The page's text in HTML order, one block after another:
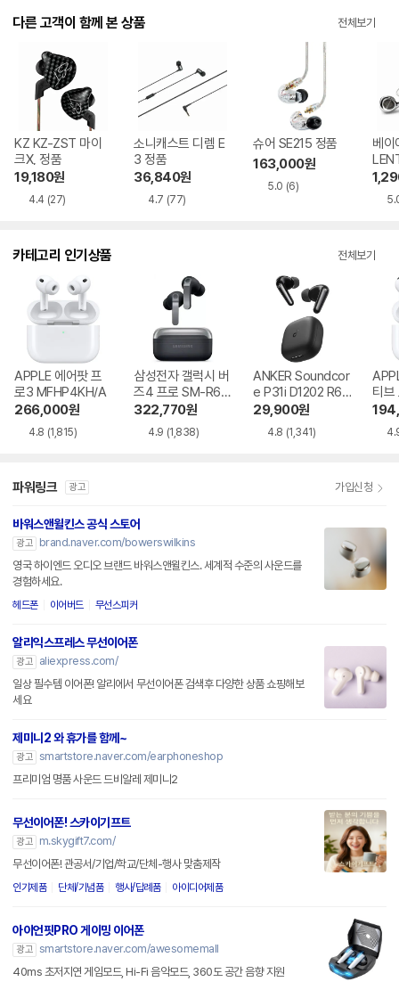
다른 고객이 함께 본 상품 전체보기
KZ KZ-ZST 마이
크X, 정품
19,180원
4.4 (27)
소니캐스트 디렘 E
3 정품
36,840원
4.7 (77)
슈어 SE215 정품
163,000원
5.0 (6)
베이
정품
카테고리 인기상품 전체보기
APPLE 에어팟 프
로3 MFHP4KH/A
266,000원
4.8 (1,815)
삼성전자 갤럭시 버
즈4 프로 SM-R64
0
322,770원
4.9 (1,838)
ANKER Soundcor
e P31i D1202 R60
i NC
29,900원
4.8 (1,341)
티브
파워링크 광고 가입신청
바워스앤윌킨스 공식 스토어
광고
brand.naver.com/bowerswilkins
영국 하이엔드 오디오 브랜드 바워스앤윌킨스. 세계적 수준의 사운드를
경험하세요.
헤드폰 이어버드 무선스피커
알리익스프레스 무선이어폰
광고
aliexpress.com/
일상 필수템 이어폰! 알리에서 무선이어폰 검색후 다양한 상품 쇼핑해보
세요
제미니2 와 휴가를 함께~
광고 smartstore.naver.com/earphoneshop
프리미엄 명품 사운드 드비알레 제미니2
무선이어폰! 스카이기프트
광고
m.skygift7.com/
무선이어폰! 관공서/기업/학교/단체-행사 맞춤제작
인기제품 단체/기념품 행사/답례품 아이디어제품
아이언핏PRO 게이밍 이어폰
광고 smartstore.naver.com/awesomemall
40ms 초저지연 게임모드, Hi-Fi 음악모드, 360도 공간 음향 지원